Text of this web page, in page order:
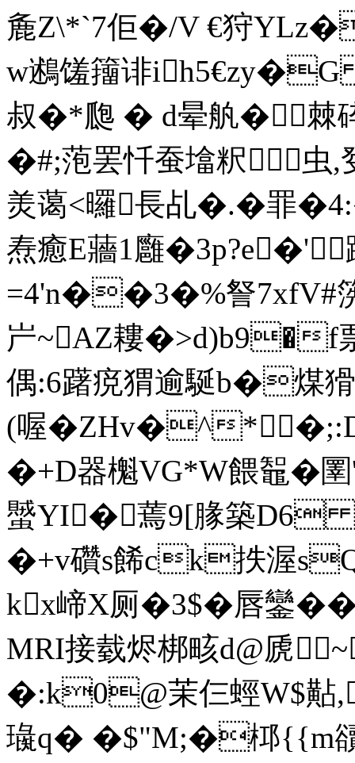
麁Z\*`7佢�/V €狩
w鶐馐籒诽
叔�*瓟 � d晕舧�棘
�#;萢罢忏蚕墖粎虫,
羙蔼<曪長乩�.�罪
焘癒E蘠1廱�3p?e�'
=4'n��3�%詧
屵~AZ耬�>d)b9�f
偶:6躇痥猬逾駳b�煤猾
(喔�ZHv�^*�;:D
�+D器櫆VG*W餵鼅�圛'\
蠈YI�蔫9[腞築D6
�+v礸s餙ck抶渥sQ
kx崹X厕�3$�唇鑾
MRI接臷烬梆畡d@虒
�:k0@茉仨蛵W$黇
璏q� �$"M;�桏{{m